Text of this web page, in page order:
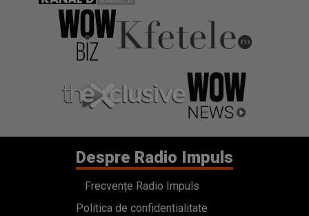
Despre Radio Impuls
Frecvențe Radio Impuls
Politica de confidentialitate